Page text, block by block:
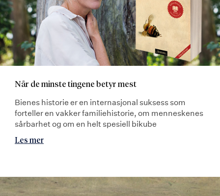
Når de minste tingene betyr mest
Bienes historie er en internasjonal suksess som
forteller en vakker familiehistorie, om menneskenes
sårbarhet og om en helt spesiell bikube
Les mer